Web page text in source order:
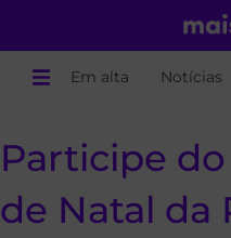
Em alta Notícias
Participe
de Natal da